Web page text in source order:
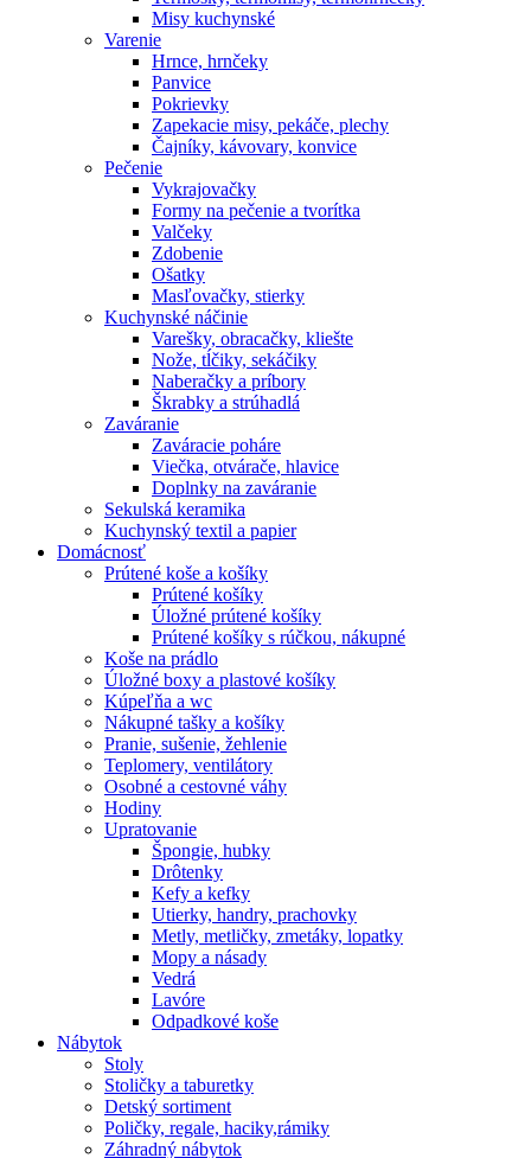
Misy kuchynské
Varenie
Hrnce, hrnčeky
Panvice
Pokrievky
Zapekacie misy, pekáče, plechy
Čajníky, kávovary, konvice
Pečenie
Vykrajovačky
Formy na pečenie a tvorítka
Valčeky
Zdobenie
Ošatky
Masľovačky, stierky
Kuchynské náčinie
Varešky, obracačky, kliešte
Nože, tĺčiky, sekáčiky
Naberačky a príbory
Škrabky a strúhadlá
Zaváranie
Zaváracie poháre
Viečka, otvárače, hlavice
Doplnky na zaváranie
Sekulská keramika
Kuchynský textil a papier
Domácnosť
Prútené koše a košíky
Prútené košíky
Úložné prútené košíky
Prútené košíky s rúčkou, nákupné
Koše na prádlo
Úložné boxy a plastové košíky
Kúpeľňa a wc
Nákupné tašky a košíky
Pranie, sušenie, žehlenie
Teplomery, ventilátory
Osobné a cestovné váhy
Hodiny
Upratovanie
Špongie, hubky
Drôtenky
Kefy a kefky
Utierky, handry, prachovky
Metly, metličky, zmetáky, lopatky
Mopy a násady
Vedrá
Lavóre
Odpadkové koše
Nábytok
Stoly
Stoličky a taburetky
Detský sortiment
Poličky, regale, haciky,rámiky
Záhradný nábytok